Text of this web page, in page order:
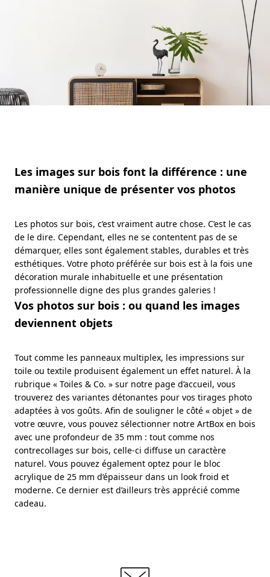
Les images sur bois font la différence : une
manière unique de présenter vos photos
Les photos sur bois, c’est vraiment autre chose. C’est le cas
de le dire. Cependant, elles ne se contentent pas de se
démarquer, elles sont également stables, durables et très
esthétiques. Votre photo préférée sur bois est à la fois une
décoration murale inhabituelle et une présentation
professionnelle digne des plus grandes galeries !
Vos photos sur bois : ou quand les images
deviennent objets
Tout comme les panneaux multiplex, les impressions sur
toile ou textile produisent également un effet naturel. À la
rubrique « Toiles & Co. » sur notre page d’accueil, vous
trouverez des variantes détonantes pour vos tirages photo
adaptées à vos goûts. Afin de souligner le côté « objet » de
votre œuvre, vous pouvez sélectionner notre ArtBox en bois
avec une profondeur de 35 mm : tout comme nos
contrecollages sur bois, celle-ci diffuse un caractère
naturel. Vous pouvez également optez pour le bloc
acrylique de 25 mm d’épaisseur dans un look froid et
moderne. Ce dernier est d’ailleurs très apprécié comme
cadeau.